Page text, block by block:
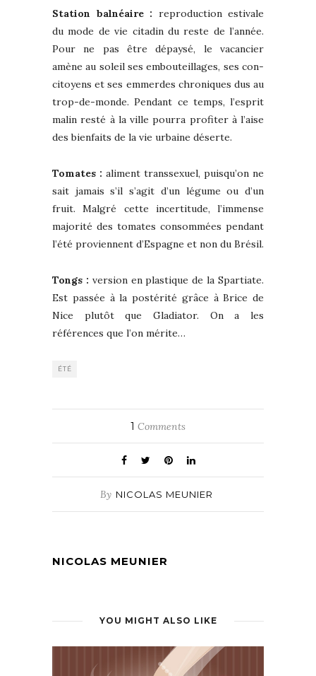
Station balnéaire : reproduction estivale
du mode de vie citadin du reste de l’année.
Pour ne pas être dépaysé, le vacancier
amène au soleil ses embouteillages, ses con-
citoyens et ses emmerdes chroniques dus au
trop-de-monde. Pendant ce temps, l’esprit
malin resté à la ville pourra profiter à l’aise
des bienfaits de la vie urbaine déserte.
Tomates : aliment transsexuel, puisqu’on ne
sait jamais s’il s’agit d’un légume ou d’un
fruit. Malgré cette incertitude, l’immense
majorité des tomates consommées pendant
l’été proviennent d’Espagne et non du Brésil.
Tongs : version en plastique de la Spartiate.
Est passée à la postérité grâce à Brice de
Nice plutôt que Gladiator. On a les
références que l’on mérite…
ÉTÉ
1 Comments
By NICOLAS MEUNIER
NICOLAS MEUNIER
YOU MIGHT ALSO LIKE